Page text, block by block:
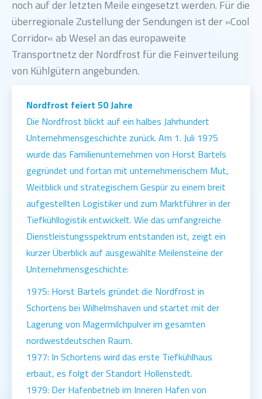
noch auf der letzten Meile eingesetzt werden. Für die
überregionale Zustellung der Sendungen ist der »Cool
Corridor« ab Wesel an das europaweite
Transportnetz der Nordfrost für die Feinverteilung
von Kühlgütern angebunden.
Nordfrost feiert 50 Jahre
Die Nordfrost blickt auf ein halbes Jahrhundert
Unternehmensgeschichte zurück. Am 1. Juli 1975
wurde das Familienunternehmen von Horst Bartels
gegründet und fortan mit unternehmerischem Mut,
Weitblick und strategischem Gespür zu einem breit
aufgestellten Logistiker und zum Marktführer in der
Tiefkühllogistik entwickelt. Wie das umfangreiche
Dienstleistungsspektrum entstanden ist, zeigt ein
kurzer Überblick auf ausgewählte Meilensteine der
Unternehmensgeschichte:
1975: Horst Bartels gründet die Nordfrost in
Schortens bei Wilhelmshaven und startet mit der
Lagerung von Magermilchpulver im gesamten
nordwestdeutschen Raum.
1977: In Schortens wird das erste Tiefkühlhaus
erbaut, es folgt der Standort Hollenstedt.
1979: Der Hafenbetrieb im Inneren Hafen von